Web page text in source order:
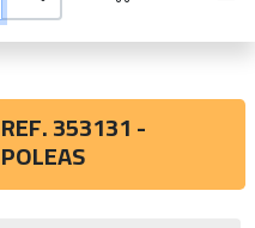
REF. 353131 -
POLEAS